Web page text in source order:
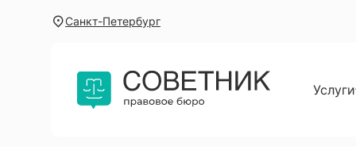
Санкт-Петербург
Услуги